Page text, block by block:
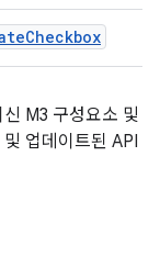
M3 구성요소 및
업데이트된 API